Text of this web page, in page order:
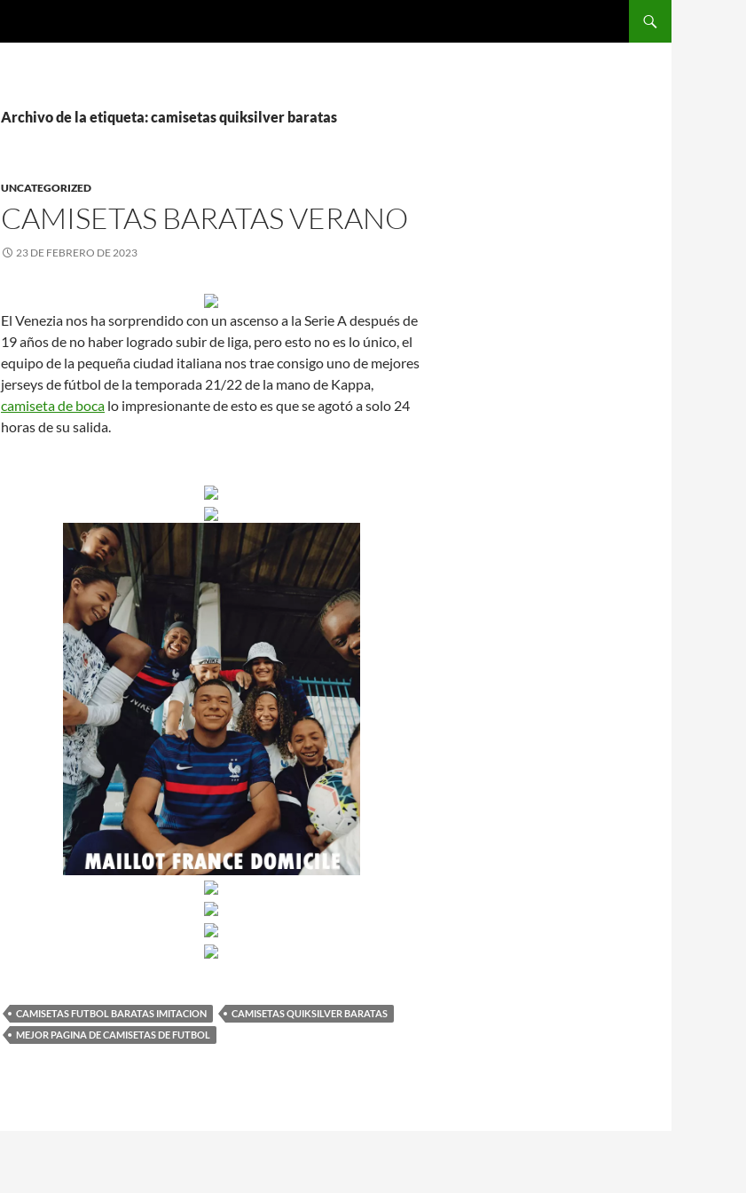
Archivo de la etiqueta: camisetas quiksilver baratas
UNCATEGORIZED
CAMISETAS BARATAS VERANO
23 DE FEBRERO DE 2023
El Venezia nos ha sorprendido con un ascenso a la Serie A después de
19 años de no haber logrado subir de liga, pero esto no es lo único, el
equipo de la pequeña ciudad italiana nos trae consigo uno de mejores
jerseys de fútbol de la temporada 21/22 de la mano de Kappa,
camiseta de boca lo impresionante de esto es que se agotó a solo 24
horas de su salida.
CAMISETAS FUTBOL BARATAS IMITACION
CAMISETAS QUIKSILVER BARATAS
MEJOR PAGINA DE CAMISETAS DE FUTBOL